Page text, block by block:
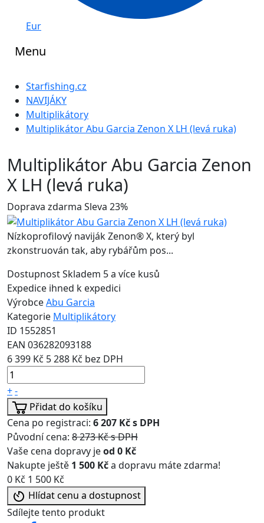
Eur
Menu
Starfishing.cz
NAVIJÁKY
Multiplikátory
Multiplikátor Abu Garcia Zenon X LH (levá ruka)
Multiplikátor Abu Garcia Zenon
X LH (levá ruka)
Doprava zdarma Sleva 23%
Nízkoprofilový naviják Zenon® X, který byl
zkonstruován tak, aby rybářům pos...
DostupnostSkladem 5 a více kusů
Expedice ihned k expedici
VýrobceAbu Garcia
Kategorie Multiplikátory
ID 1552851
EAN 036282093188
6 399 Kč 5 288 Kč bez DPH
+-
Přidat do košíku
Cena po registraci: 6 207 Kč s DPH
Původní cena: 8 273 Kč s DPH
Vaše cena dopravy jeod 0 Kč
Nakupte ještě 1 500 Kča dopravu máte zdarma!
0 Kč 1 500 Kč
Hlídat cenu a dostupnost
Sdílejte tento produkt